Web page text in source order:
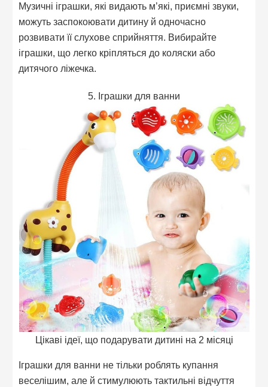
Музичні іграшки, які видають м’які, приємні звуки,
можуть заспокоювати дитину й одночасно
розвивати її слухове сприйняття. Вибирайте
іграшки, що легко кріпляться до коляски або
дитячого ліжечка.
5. Іграшки для ванни
Цікаві ідеї, що подарувати дитині на 2 місяці
Іграшки для ванни не тільки роблять купання
веселішим, але й стимулюють тактильні відчуття